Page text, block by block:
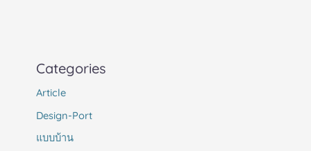
Categories
Article
Design-Port
แบบบ้าน